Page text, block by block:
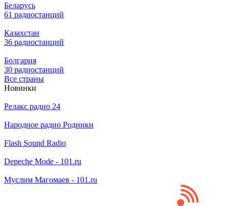
Беларусь
61 радиостанций
Казахстан
36 радиостанций
Болгария
30 радиостанций
Все страны
Новинки
Релакс радио 24
Народное радио Родники
Flash Sound Radio
Depeche Mode - 101.ru
Муслим Магомаев - 101.ru